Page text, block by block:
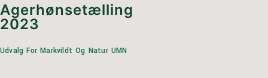
Agerhønsetælling
2023
Udvalg For Markvildt Og Natur UMN